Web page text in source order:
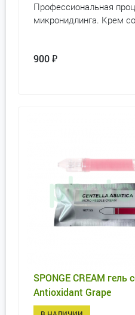
Профессиональная
микронидлинга. Крем
900 ₽
SPONGE CREAM гель
Antioxidant Grape